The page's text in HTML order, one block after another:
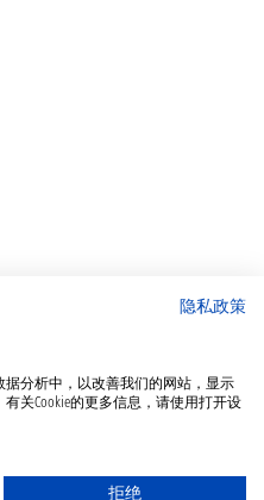
隐私政策
分析中，以改善我们的网站，显示
关Cookie的更多信息，请使用打开设
拒绝